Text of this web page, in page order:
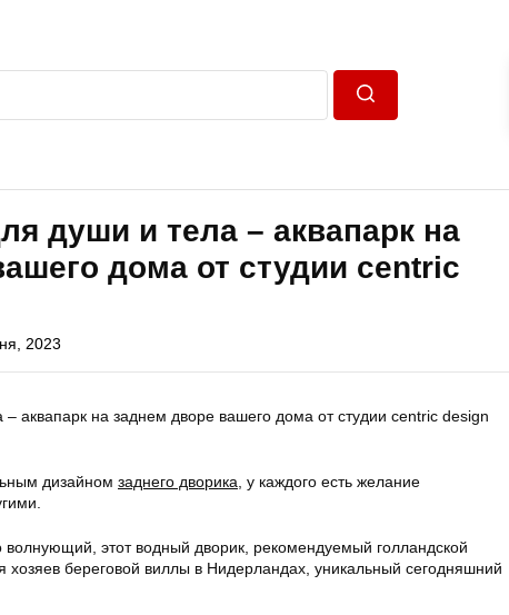
души и тела – аквапарк на
дома от студии centric
2023
дизайном заднего дворика , у каждого есть желание
волнующий, этот водный дворик, рекомендуемый голландской
хозяев береговой виллы в Нидерландах, уникальный сегодняшний